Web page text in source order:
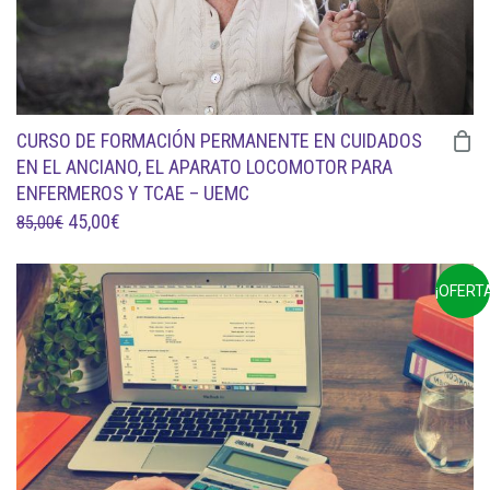
CURSO DE FORMACIÓN PERMANENTE EN CUIDADOS
EN EL ANCIANO, EL APARATO LOCOMOTOR PARA
ENFERMEROS Y TCAE – UEMC
85,00€ EL
ORIGINAL
ERA:
85,00€.
45,00€
ACTUAL
ES:
45,00€.